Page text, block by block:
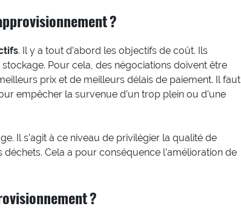
?
. Il y a tout d’abord les objectifs de coût. Ils
Pour cela, des négociations doivent être
prix et de meilleurs délais de paiement. Il faut
empêcher la survenue d’un trop plein ou d’une
Il s’agit à ce niveau de privilégier la qualité de
Cela a pour conséquence l’amélioration de
?